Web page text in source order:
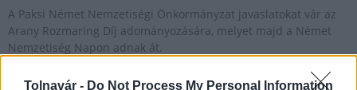
Tolnavár - Do Not Process My Personal Information
A Paksi Német Nemzetiségi Önkormányzat javaslatokat vár az
Arany Rozmaring Díj adományozására, melyet majd a Német
Nemzetiség Napon adnak át.